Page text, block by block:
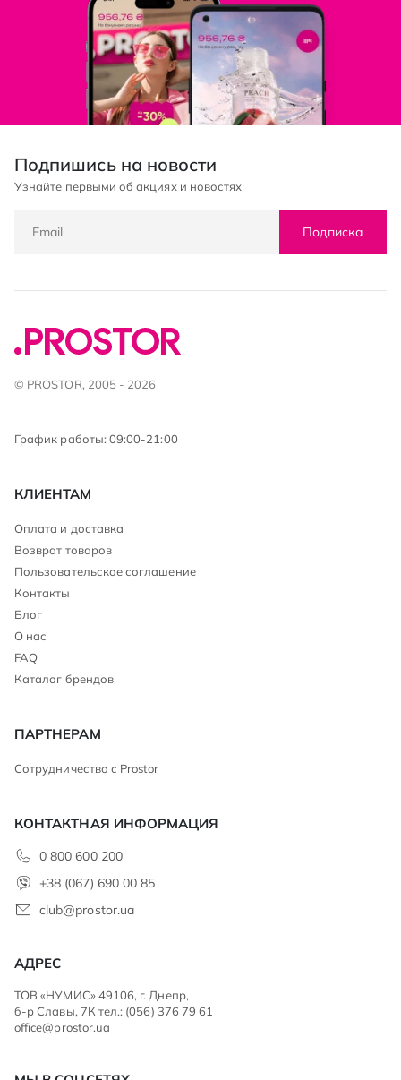
Подпишись на новости
Узнайте первыми об акциях и новостях
Подписка
© PROSTOR, 2005 - 2026
График работы: 09:00-21:00
КЛИЕНТАМ
Оплата и доставка
Возврат товаров
Пользовательское соглашение
Контакты
Блог
О нас
FAQ
Каталог брендов
ПАРТНЕРАМ
Сотрудничество с Prostor
КОНТАКТНАЯ ИНФОРМАЦИЯ
0 800 600 200
+38 (067) 690 00 85
club@prostor.ua
АДРЕС
ТОВ «НУМИС» 49106, г. Днепр,
б-р Славы, 7К тел.: (056) 376 79 61
office@prostor.ua